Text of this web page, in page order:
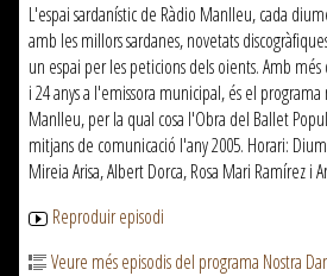
L'espai sardanístic de Ràdio Manlleu, cada
amb les millors sardanes, novetats
un espai per les peticions dels oients. Amb
i 24 anys a l'emissora municipal, és el
Manlleu, per la qual cosa l'Obra del Ballet
mitjans de comunicació l'any 2005. Horari:
Mireia Arisa, Albert Dorca, Rosa Mari Ramírez i
Reproduir episodi
Veure més episodis del programa Nostra